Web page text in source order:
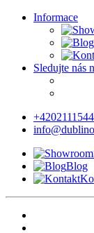
Informace
Sledujte nás
Blog